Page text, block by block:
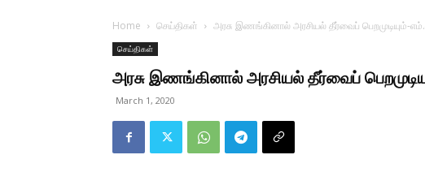
Home செய்திகள் அரசு இணங்கினால் அரசியல் தீர்வைப் பெறமுடியும்-
செய்திகள்
அரசு இணங்கினால் அரசியல் தீர்வைப்
March 1, 2020